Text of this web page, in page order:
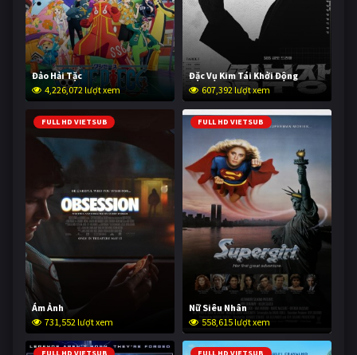
Đảo Hải Tặc
4,226,072 lượt xem
Đặc Vụ Kim Tái Khởi Động
607,392 lượt xem
FULL HD VIETSUB
Ám Ảnh
731,552 lượt xem
FULL HD VIETSUB
Nữ Siêu Nhân
558,615 lượt xem